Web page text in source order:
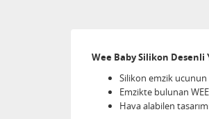
Wee Baby Silikon Desenli
Silikon emzik ucunun
Emzikte bulunan
Hava alabilen